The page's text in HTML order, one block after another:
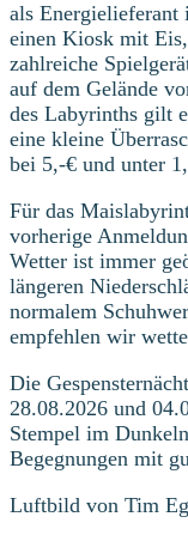
als Energielieferant
einen Kiosk mit
zahlreiche
auf dem Gelände
des Labyrinths gilt
eine kleine
bei 5,-€ und unter
Für das
vorherige
Wetter ist immer
längeren
normalem
empfehlen wir
Die
28.08.2026 und
Stempel im
Begegnungen mit
Luftbild von Tim